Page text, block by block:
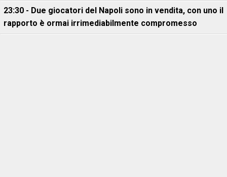
23:30 - Due giocatori del Napoli sono in vendita, con uno il
rapporto è ormai irrimediabilmente compromesso